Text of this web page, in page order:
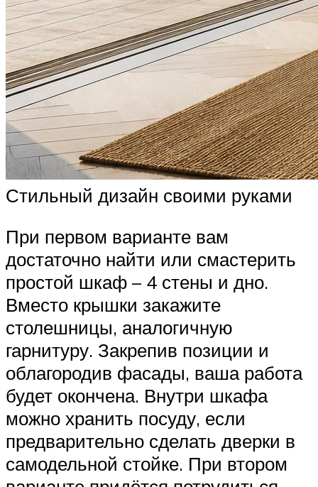
Стильный дизайн своими руками
При первом варианте вам
достаточно найти или смастерить
простой шкаф – 4 стены и дно.
Вместо крышки закажите
столешницы, аналогичную
гарнитуру. Закрепив позиции и
облагородив фасады, ваша работа
будет окончена. Внутри шкафа
можно хранить посуду, если
предварительно сделать дверки в
самодельной стойке. При втором